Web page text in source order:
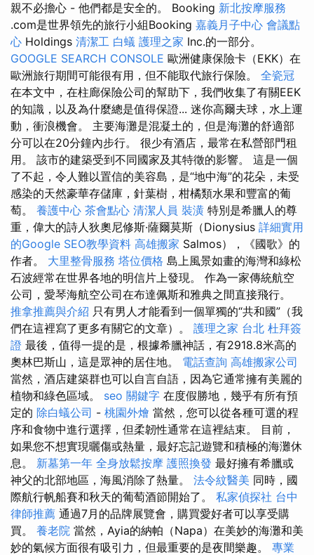
親不必擔心 - 他們都是安全的。 Booking 新北按摩服務
.com是世界領先的旅行小組Booking 嘉義月子中心 會議點
心 Holdings 清潔工 白蟻 護理之家 Inc.的一部分。
GOOGLE SEARCH CONSOLE 歐洲健康保險卡（EKK）在
歐洲旅行期間可能很有用，但不能取代旅行保險。 全瓷冠
在本文中，在柱廊保險公司的幫助下，我們收集了有關EEK
的知識，以及為什麼總是值得保證... 迷你高爾夫球，水上運
動，衝浪機會。 主要海灘是混凝土的，但是海灘的舒適部
分可以在20分鐘內步行。 很少有酒店，最常在私營部門租
用。 該市的建築受到不同國家及其特徵的影響。 這是一個
了不起，令人難以置信的美容島，是“地中海”的花朵，未受
感染的天然豪華存儲庫，針葉樹，柑橘類水果和豐富的葡
萄。 養護中心 茶會點心 清潔人員 裝潢 特別是希臘人的尊
重，偉大的詩人狄奧尼修斯·薩爾莫斯（Dionysius 詳細實用
的Google SEO教學資料 高雄搬家 Salmos），《國歌》的
作者。 大里整骨服務 塔位價格 島上風景如畫的海灣和綠松
石波經常在世界各地的明信片上發現。 作為一家傳統航空
公司，愛琴海航空公司在布達佩斯和雅典之間直接飛行。
推拿推薦與介紹 只有男人才能看到一個單獨的“共和國”（我
們在這裡寫了更多有關它的文章）。 護理之家 台北 杜拜簽
證 最後，值得一提的是，根據希臘神話，有2918.8米高的
奧林巴斯山，這是眾神的居住地。 電話查詢 高雄搬家公司
當然，酒店建築群也可以自言自語，因為它通常擁有美麗的
植物和綠色區域。 seo 關鍵字 在度假勝地，幾乎有所有預
定的 除白蟻公司 - 桃園外燴 當然，您可以從各種可選的程
序和食物中進行選擇，但柔韌性通常在這裡結束。 目前，
如果您不想實現曬傷或熱量，最好忘記遊覽和積極的海灘休
息。 新墓第一年 全身放鬆按摩 護照換發 最好擁有希臘或
神父的北部地區，海風消除了熱量。 法令紋醫美 同時，國
際航行帆船賽和秋天的葡萄酒節開始了。 私家偵探社 台中
律師推薦 通過7月的品牌展覽會，購買愛好者可以享受購
買。 養老院 當然，Ayia的納帕（Napa）在美妙的海灘和美
妙的氣候方面很有吸引力，但最重要的是夜間樂趣。 專業